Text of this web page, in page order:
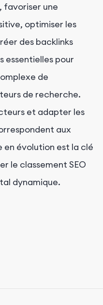
favoriser une
optimiser les
des backlinks
essentielles pour
de
de recherche.
et adapter les
aux
évolution est la clé
le classement SEO
dynamique.